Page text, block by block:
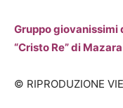
Gruppo
“Cristo Re” di
© RIPRODUZIONE